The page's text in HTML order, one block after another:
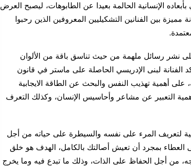
الإنسانية الحالمة بعيدا عن الطابوهات، ليصبح العرض
مميزة بين الفنانين التشكيليين المعروفين الذين رحبوا
نشر رسائل ملهمة من حيث تناسق باقة من الألوان
الفنانة لبنى الإدريسي الحاصلة على ماستر في قانون
على أهمية تهذيب النفس والبحث عن الطاقة الايجابية
التعبير عن مشاعر وأحاسيس الإنسان، وكذلك التعرف
لتعريف المرء على نفسه والسيطرة على حياته من أجل
بمجرد أن تعيش أصالتك بالكامل، الهدف هو خلق
من أجل الحفاظ على الذات، وذلك ما تبدع فيه وما يخرج